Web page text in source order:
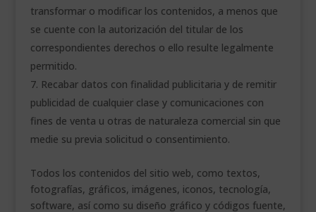
transformar o modificar los contenidos, a menos que
se cuente con la autorización del titular de los
correspondientes derechos o ello resulte legalmente
permitido.
Recabar datos con finalidad publicitaria y de remitir
publicidad de cualquier clase y comunicaciones con
fines de venta u otras de naturaleza comercial sin que
medie su previa solicitud o consentimiento.
Todos los contenidos del sitio web, como textos,
fotografías, gráficos, imágenes, iconos, tecnología,
software, así como su diseño gráfico y códigos fuente,